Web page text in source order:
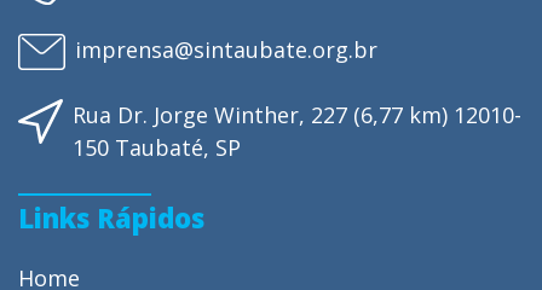
imprensa@sintaubate.org.br
Rua Dr. Jorge Winther, 227 (6,77 km) 12010-
150 Taubaté, SP
Links Rápidos
Home